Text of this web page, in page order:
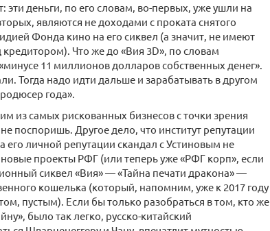
эти деньги, по его словам, во-первых, уже ушли на
являются не доходами с проката снятого
Фонда кино на его сиквел (а значит, не имеют
Что же до «Вия 3D», по словам
11 миллионов долларов собственных денег».
Тогда надо идти дальше и зарабатывать в другом
года».
из самых рискованных бизнесов с точки зрения
поспоришь. Другое дело, что институт репутации
личной репутации скандал с Устиновым не
проекты РФГ (или теперь уже «РФГ корп», если
сиквел «Вия» — «Тайна печати дракона» —
кошелька (который, напомним, уже к 2017 году
пустым). Если бы только разобраться в том, кто же
было так легко, русско-китайский